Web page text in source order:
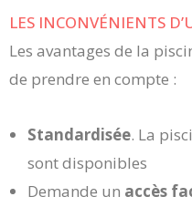
LES INCONVÉNIENTS
Les avantages de la
de prendre en compte :
Standardisée. La
sont disponibles
Demande un accès